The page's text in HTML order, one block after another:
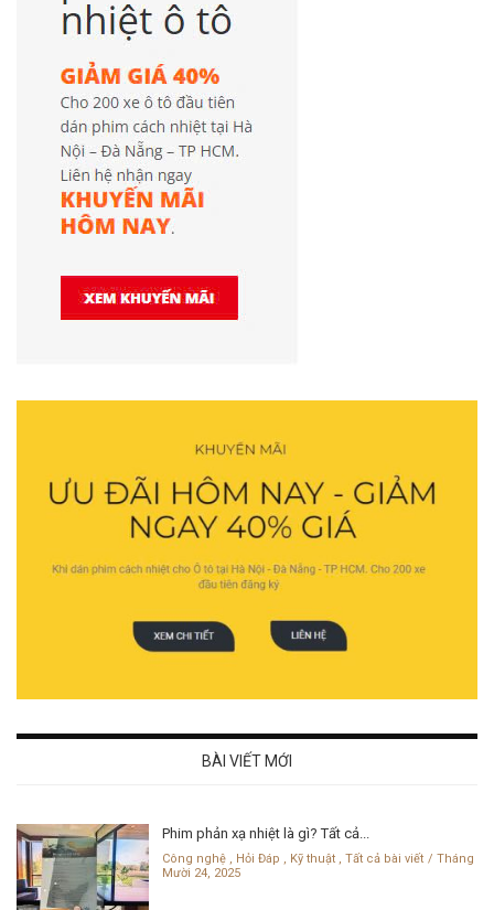
BÀI VIẾT MỚI
Phim phản xạ nhiệt là gì? Tất cả...
Công nghệ Hỏi Đáp Kỹ thuật Tất cả bài viết
Tháng
Mười 24, 2025